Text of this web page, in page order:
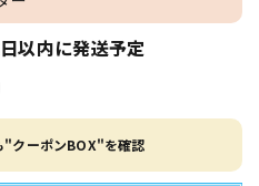
以内に発送予定
"クーポンBOX"を確認